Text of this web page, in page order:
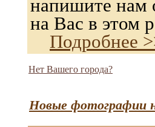
напишите нам
на Вас в этом
Подробнее
Нет Вашего города?
Новые фотографии